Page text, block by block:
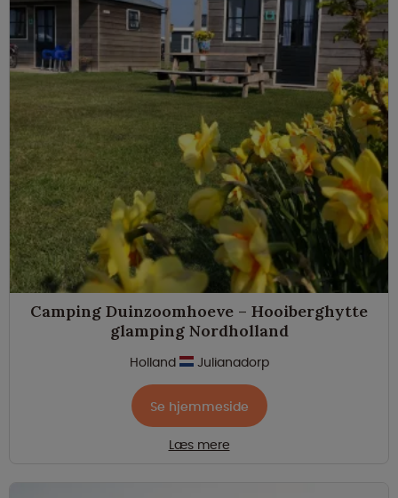
Camping Duinzoomhoeve – Hooiberghytte
glamping Nordholland
Holland Julianadorp
Se hjemmeside
Læs mere